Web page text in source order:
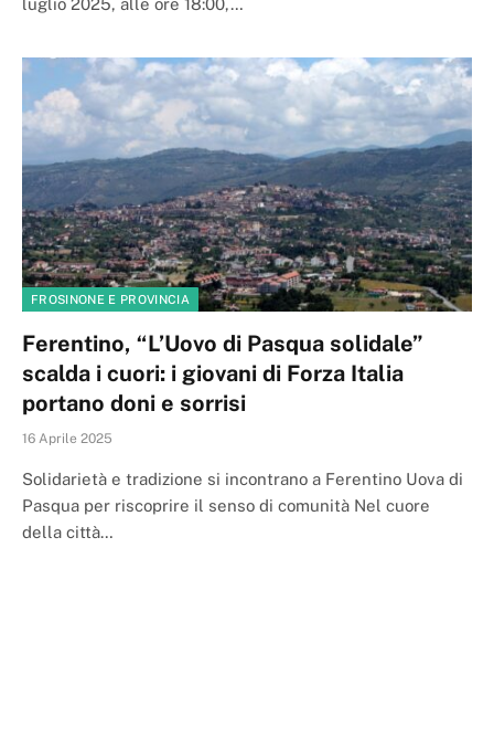
luglio 2025, alle ore 18:00,…
FROSINONE E PROVINCIA
Ferentino, “L’Uovo di Pasqua solidale”
scalda i cuori: i giovani di Forza Italia
portano doni e sorrisi
16 Aprile 2025
Solidarietà e tradizione si incontrano a Ferentino Uova di
Pasqua per riscoprire il senso di comunità Nel cuore
della città…